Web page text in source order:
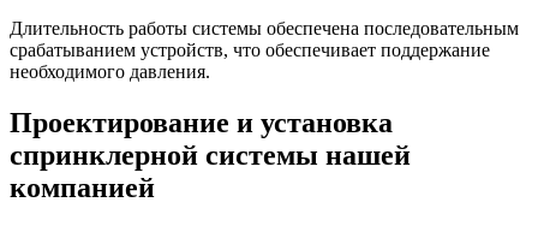
Длительность работы системы обеспечена последовательным
срабатыванием устройств, что обеспечивает поддержание
необходимого давления.
Проектирование и установка
спринклерной системы нашей
компанией